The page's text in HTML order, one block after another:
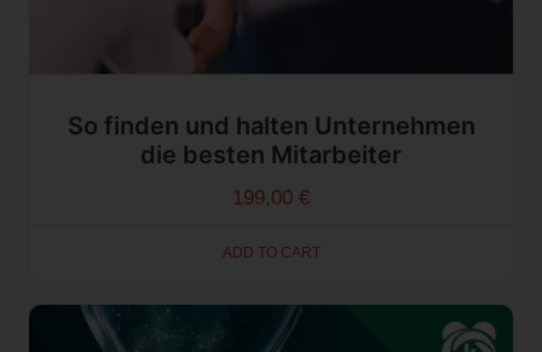
So finden und halten Unternehmen
die besten Mitarbeiter
199,00 €
ADD TO CART